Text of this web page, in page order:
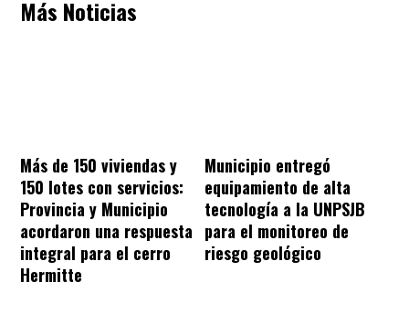
Más Noticias
Más de 150 viviendas y
150 lotes con servicios:
Provincia y Municipio
acordaron una respuesta
integral para el cerro
Hermitte
Municipio entregó
equipamiento de alta
tecnología a la UNPSJB
para el monitoreo de
riesgo geológico